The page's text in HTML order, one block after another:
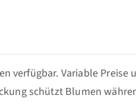
verfügbar. Variable Preise
schützt Blumen